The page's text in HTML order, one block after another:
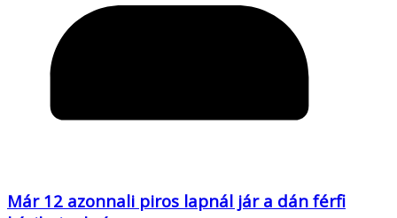
Már 12 azonnali piros lapnál jár a dán férfi